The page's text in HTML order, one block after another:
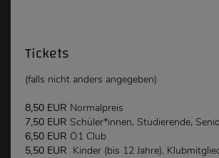
Tickets
(falls nicht anders angegeben)
8,50 EUR Normalpreis
7,50 EUR Schüler*innen, Studierende,
6,50 EUR Ö1 Club
5,50 EUR Kinder (bis 12 Jahre),